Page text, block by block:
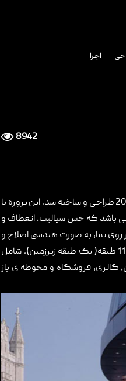
اجرا
8942
، نورمن فاستر در سال 1998- 2002 طراحی و ساخته شد. این پروژه با
باشد که حس سیالیت، انعطاف و
روی نما، به صورت هندسی اصلاح و
طراحی هوشمندانه ای شده است. ساختمان شهرداری لندن ساختمانی عمومی، با ارتفاع 45 متر با 11 طبقه( یک طبقه زیرزمین)، شامل
گالری، فروشگاه و محوطه ی باز